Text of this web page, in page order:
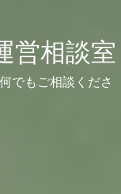
営相談室
でもご相談くださ